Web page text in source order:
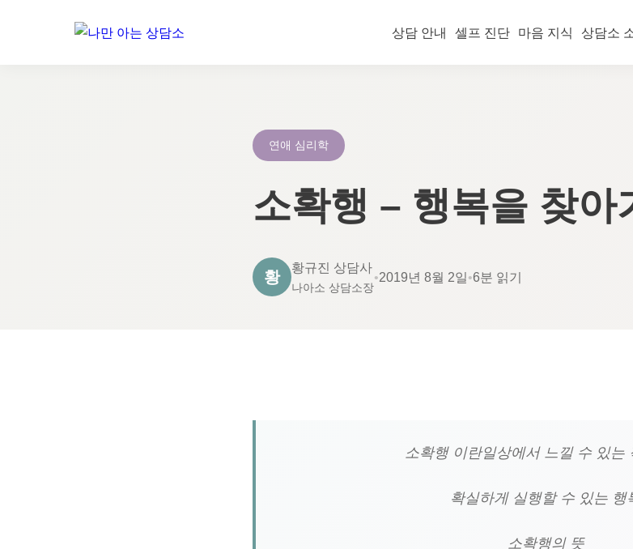
상담 안내 셀프 진단 마음 지식 상담소
연애 심리학
소확행 – 행복을 찾아
황
황규진 상담사
나아소 상담소장
•2019년 8월 2일•6분 읽기
소확행 이란일상에서 느낄 수 있는
확실하게 실행할 수 있는 행
소확행의 뜻